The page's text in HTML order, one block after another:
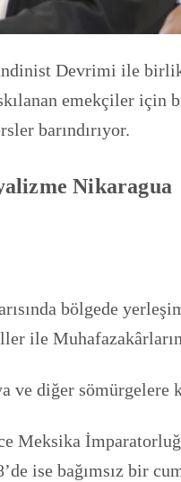
Devrimi ile
emekçiler için
barındırıyor.
Nikaragua
bölgede
ile
ve diğer
Meksika
ise bağımsız bir